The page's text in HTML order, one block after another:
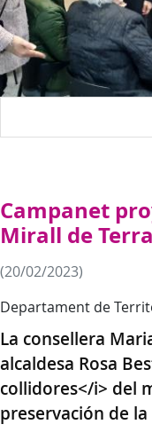
Campanet
Mirall de Terra
(20/02/2023)
Departament de
La consellera
alcaldesa Rosa
collidores</i> del
preservación de